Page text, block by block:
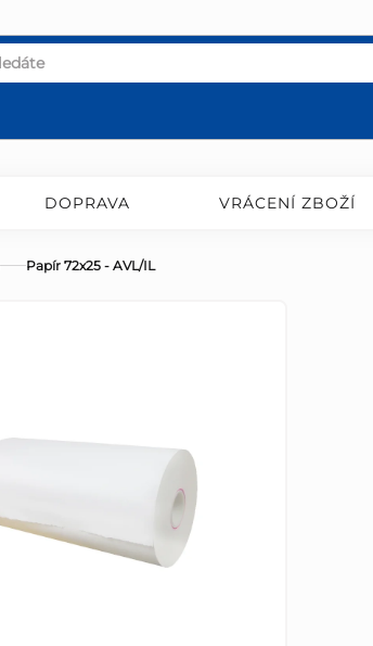
DOPRAVA VRÁCENÍ ZBOŽÍ
Papír 72x25 - AVL/IL